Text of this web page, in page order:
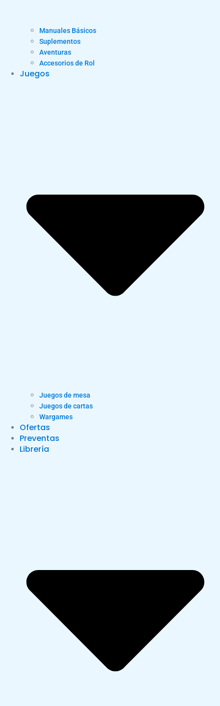
Manuales Básicos
Suplementos
Aventuras
Accesorios de Rol
Juegos
Juegos de mesa
Juegos de cartas
Wargames
Ofertas
Preventas
Librería